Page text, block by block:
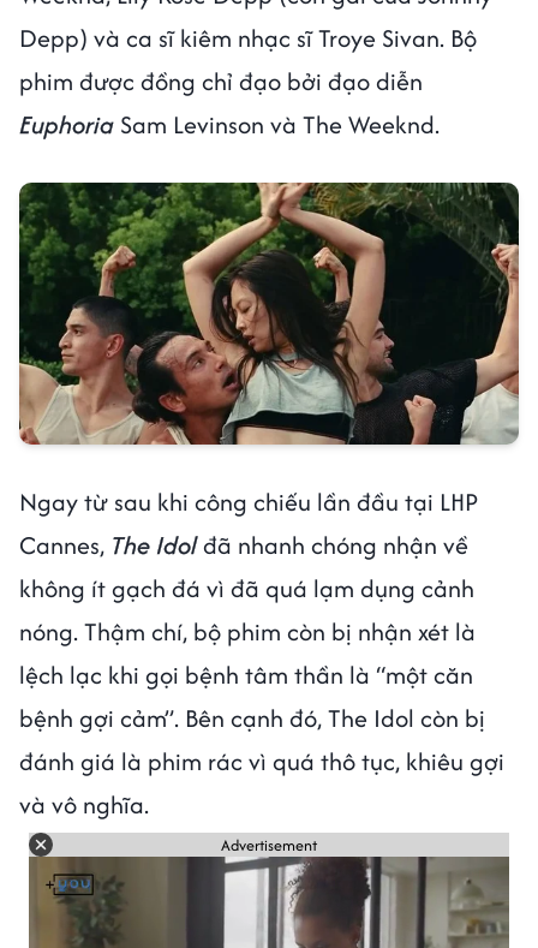
Depp) và ca sĩ kiêm nhạc sĩ Troye Sivan. Bộ
phim được đồng chỉ đạo bởi đạo diễn
Euphoria Sam Levinson và The Weeknd.
Ngay từ sau khi công chiếu lần đầu tại LHP
Cannes, The Idolđã nhanh chóng nhận về
không ít gạch đá vì đã quá lạm dụng cảnh
nóng. Thậm chí, bộ phim còn bị nhận xét là
lệch lạc khi gọi bệnh tâm thần là “một căn
bệnh gợi cảm”. Bên cạnh đó, The Idol còn bị
đánh giá là phim rác vì quá thô tục, khiêu gợi
và vô nghĩa.
Advertisement